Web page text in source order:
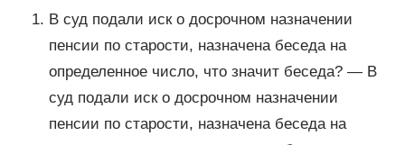
В суд подали иск о досрочном назначении
пенсии по старости, назначена беседа на
определенное число, что значит беседа? — В
суд подали иск о досрочном назначении
пенсии по старости, назначена беседа на